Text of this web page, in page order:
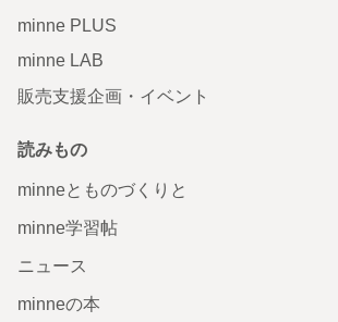
minne PLUS
minne LAB
販売支援企画・イベント
読みもの
minneとものづくりと
minne学習帖
ニュース
minneの本